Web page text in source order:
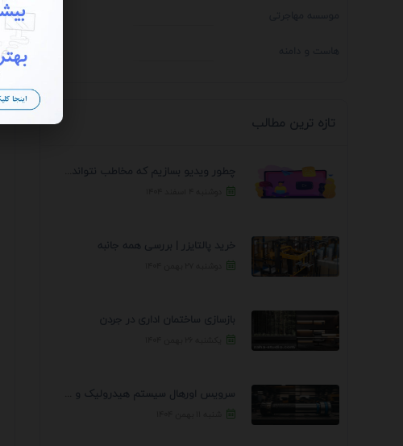
تازه ترین مطالب
خرید پالتایزر | بررسی همه جانبه
بازسازی ساختمان اداری در جردن